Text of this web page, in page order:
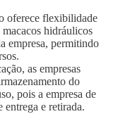
oferece flexibilidade
hidráulicos
empresa, permitindo
as empresas
do
pois a empresa de
entrega e retirada.